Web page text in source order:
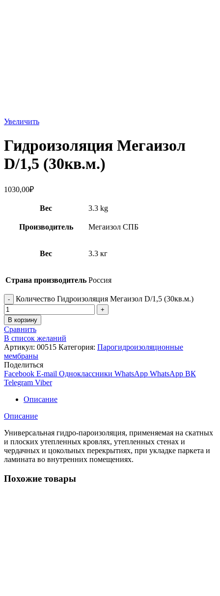
Увеличить
Гидроизоляция Мегаизол
D/1,5 (30кв.м.)
1030,00₽
Вес 3.3 kg
Производитель Мегаизол СПБ
Вес 3.3 кг
Страна производитель Россия
Количество Гидроизоляция Мегаизол D/1,5 (30кв.м.)
В корзину
Сравнить
В список желаний
Артикул: 00515 Категория: Парогидроизоляционные
мембраны
Поделиться
Facebook E-mail Одноклассники WhatsApp WhatsApp ВК
Telegram Viber
Описание
Описание
Универсальная гидро-пароизоляция, применяемая на скатных
и плоских утепленных кровлях, утепленных стенах и
чердачных и цокольных перекрытиях, при укладке паркета и
ламината во внутренних помещениях.
Похожие товары